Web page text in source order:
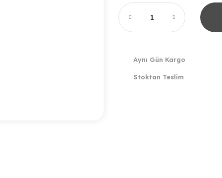
Aynı Gün Kargo
Stoktan Teslim